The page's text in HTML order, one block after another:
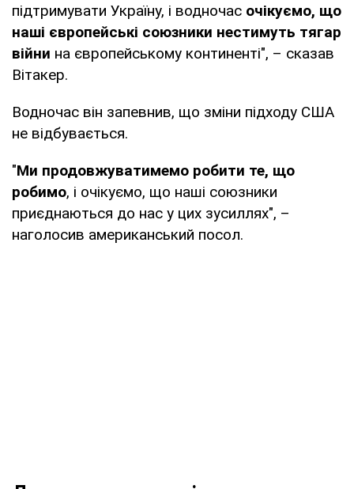
підтримувати Україну, і водночас очікуємо, що
наші європейські союзники нестимуть тягар
війни на європейському континенті", – сказав
Вітакер.
Водночас він запевнив, що зміни підходу США
не відбувається.
"Ми продовжуватимемо робити те, що
робимо, і очікуємо, що наші союзники
приєднаються до нас у цих зусиллях", –
наголосив американський посол.